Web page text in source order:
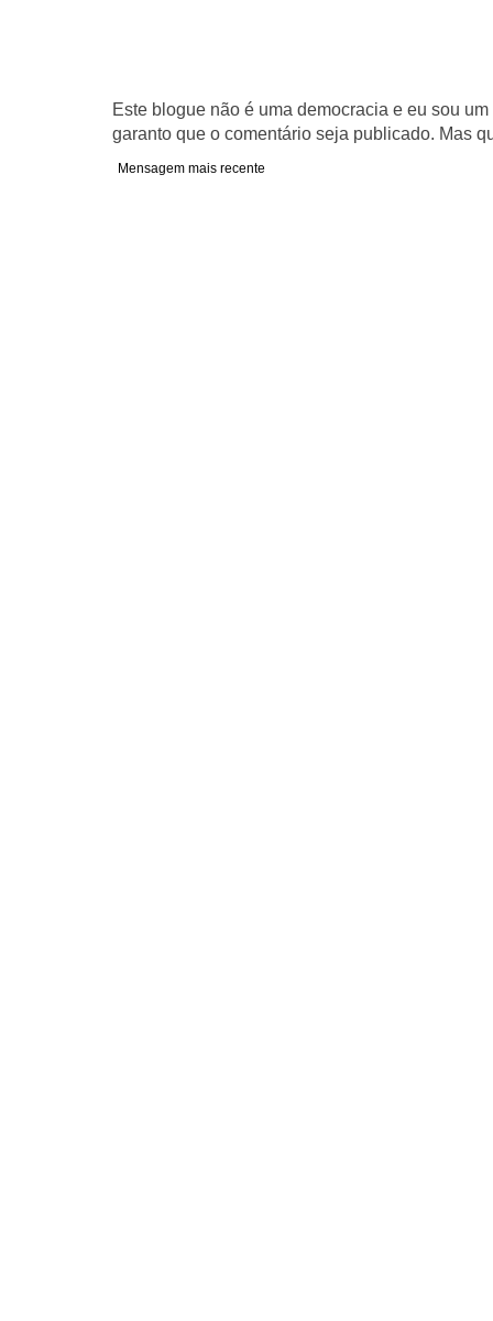
Este blogue não é uma democracia e eu sou
garanto que o comentário seja publicado. Mas
Mensagem mais recente